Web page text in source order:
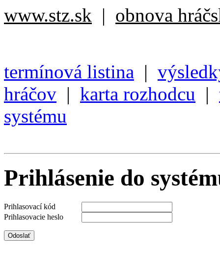
www.stz.sk | obnova
termínová listina |
hráčov | karta rozhodcu |
systému
Prihlásenie do
Prihlasovací kód
Prihlasovacie heslo